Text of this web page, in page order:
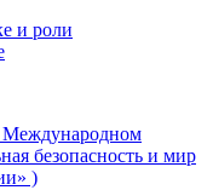
и роли
безопасность и мир
)